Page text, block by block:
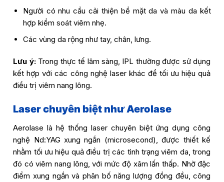
Người có nhu cầu cải thiện bề mặt da và màu da kết
hợp kiểm soát viêm nhẹ.
Các vùng da rộng như tay, chân, lưng.
Lưu ý: Trong thực tế lâm sàng, IPL thường được sử dụng
kết hợp với các công nghệ laser khác để tối ưu hiệu quả
điều trị viêm nang lông.
Laser chuyên biệt như Aerolase
Aerolase là hệ thống laser chuyên biệt ứng dụng công
nghệ Nd:YAG xung ngắn (microsecond), được thiết kế
nhằm tối ưu hiệu quả điều trị các tình trạng viêm da, trong
đó có viêm nang lông, với mức độ xâm lấn thấp. Nhờ đặc
điểm xung ngắn và phân bố năng lượng đồng đều, công